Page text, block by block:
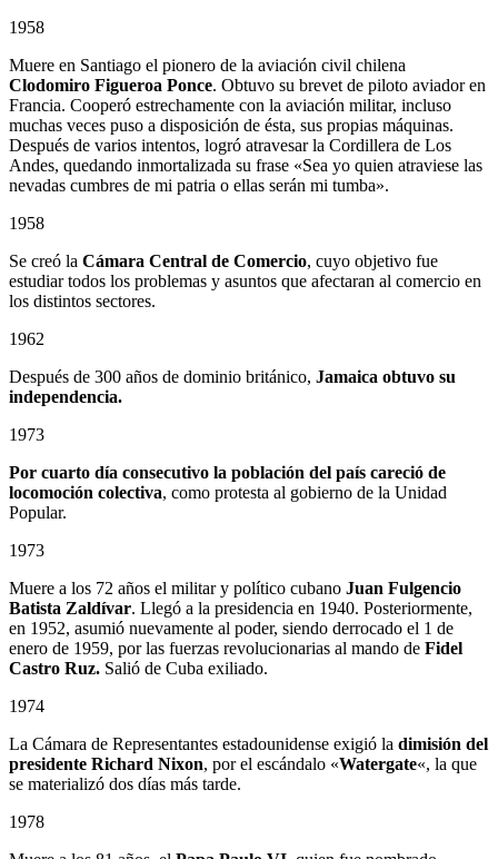
1958
Muere en Santiago el pionero de la aviación civil chilena
Clodomiro Figueroa Ponce. Obtuvo su brevet de piloto aviador en
Francia. Cooperó estrechamente con la aviación militar, incluso
muchas veces puso a disposición de ésta, sus propias máquinas.
Después de varios intentos, logró atravesar la Cordillera de Los
Andes, quedando inmortalizada su frase «Sea yo quien atraviese las
nevadas cumbres de mi patria o ellas serán mi tumba».
1958
Se creó la Cámara Central de Comercio, cuyo objetivo fue
estudiar todos los problemas y asuntos que afectaran al comercio en
los distintos sectores.
1962
Después de 300 años de dominio británico, Jamaica obtuvo su
independencia.
1973
Por cuarto día consecutivo la población del país careció de
locomoción colectiva, como protesta al gobierno de la Unidad
Popular.
1973
Muere a los 72 años el militar y político cubano Juan Fulgencio
Batista Zaldívar. Llegó a la presidencia en 1940. Posteriormente,
en 1952, asumió nuevamente al poder, siendo derrocado el 1 de
enero de 1959, por las fuerzas revolucionarias al mando de Fidel
Castro Ruz. Salió de Cuba exiliado.
1974
La Cámara de Representantes estadounidense exigió la dimisión del
presidente Richard Nixon, por el escándalo «Watergate«, la que
se materializó dos días más tarde.
1978